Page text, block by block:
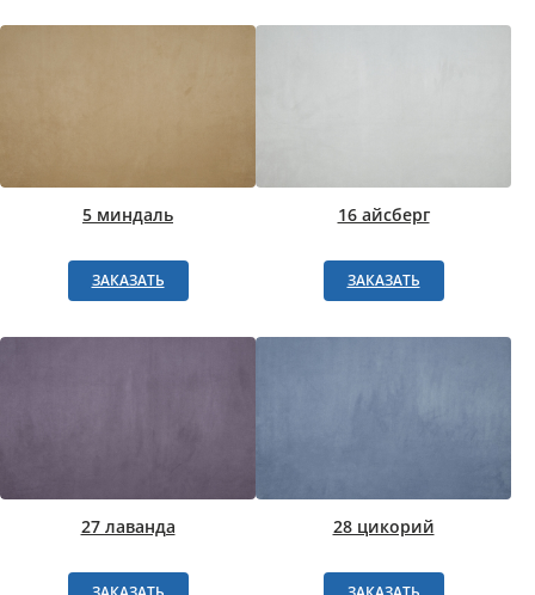
5 миндаль
ЗАКАЗАТЬ
16 айсберг
ЗАКАЗАТЬ
27 лаванда 28 цикорий